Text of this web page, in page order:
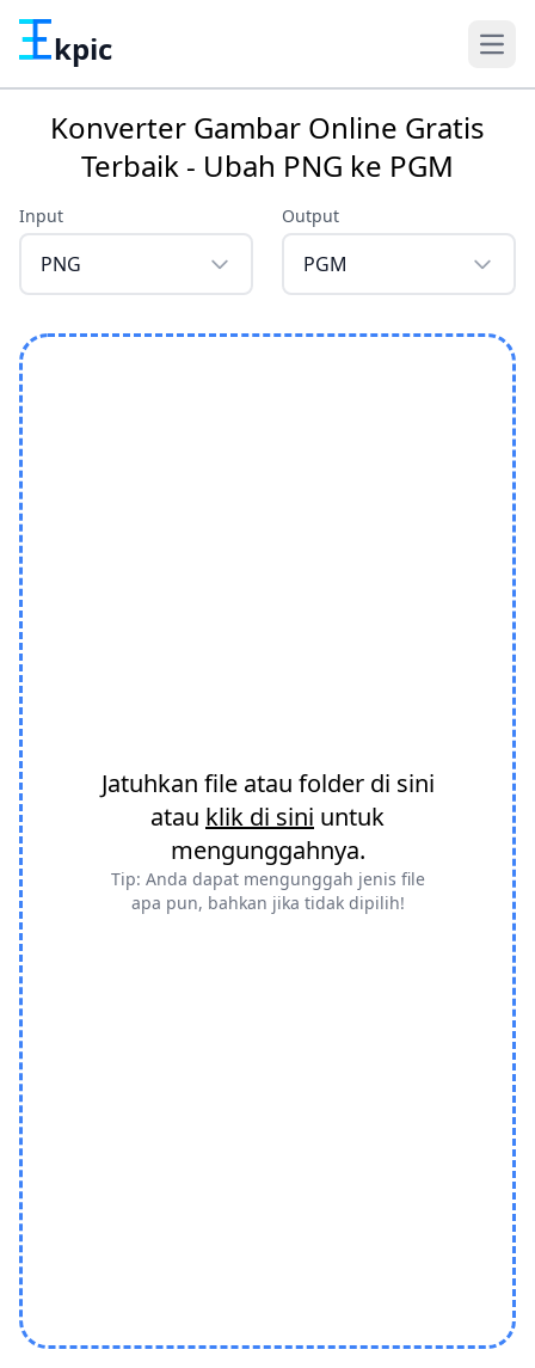
kpic
Konverter Gambar Online Gratis
Terbaik - Ubah PNG ke PGM
Input
PNG
Output
PGM
Jatuhkan file atau folder di sini
atau klik di sini untuk
mengunggahnya.
Tip: Anda dapat mengunggah jenis file
apa pun, bahkan jika tidak dipilih!